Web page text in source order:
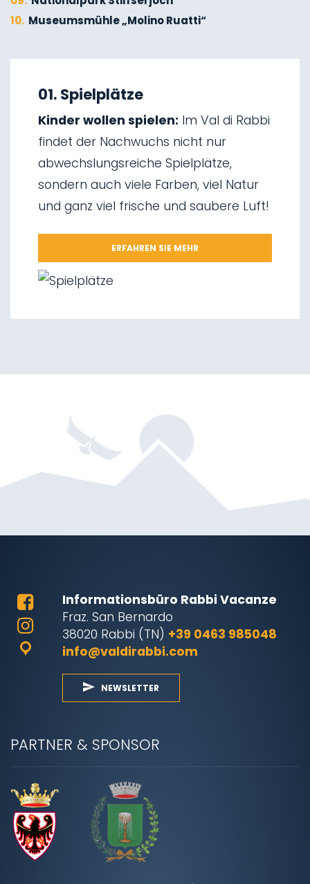
10. Museumsmühle „Molino Ruatti“
Skitourengehen
Schlittenfahren
Eisklettern
Wasserfälle von Saent
Wasserfälle von Valorz
Hängebrücke
Wegnetz „Via delle Malghe“
01. Spielplätze
Kinder wollen spielen: Im Val di Rabbi
findet der Nachwuchs nicht nur
abwechslungsreiche Spielplätze,
sondern auch viele Farben, viel Natur
und ganz viel frische und saubere Luft!
ERFAHREN SIE MEHR
Informationsbüro Rabbi Vacanze
Fraz. San Bernardo
38020 Rabbi (TN) +39 0463 985048
info@valdirabbi.com
NEWSLETTER
PARTNER & SPONSOR